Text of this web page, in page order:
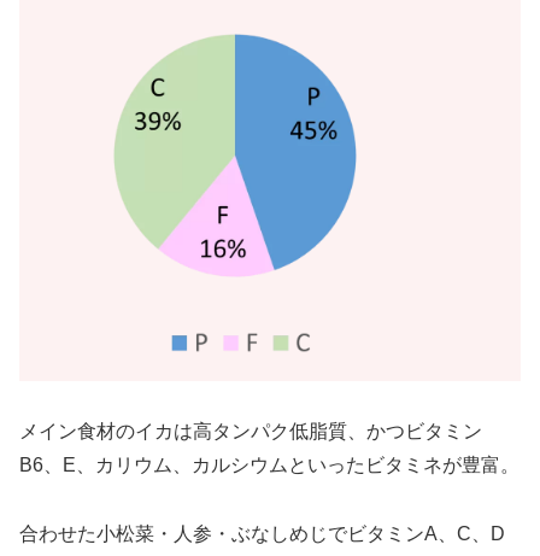
メイン食材のイカは高タンパク低脂質、かつビタミン
B6、E、カリウム、カルシウムといったビタミネが豊富。
合わせた小松菜・人参・ぶなしめじでビタミンA、C、D